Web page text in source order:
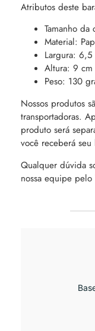
Atributos deste
Tamanho
Material:
Largura: 6,5
Altura: 9 cm
Peso: 130
Nossos produtos
transportadoras.
produto será
você receberá
Qualquer dúvida
nossa equipe pelo